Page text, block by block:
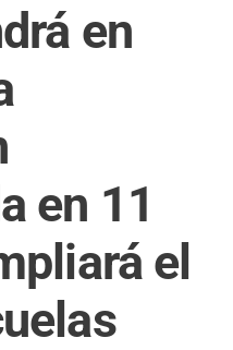
en
en 11
el